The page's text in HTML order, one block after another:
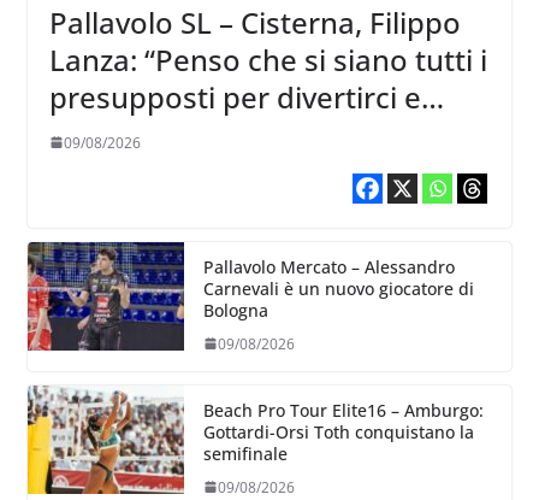
Pallavolo SL – Cisterna, Filippo
Lanza: “Penso che si siano tutti i
presupposti per divertirci e
formare un gruppo solido che
09/08/2026
Pallavolo Mercato – Alessandro
Carnevali è un nuovo giocatore di
Bologna
09/08/2026
Beach Pro Tour Elite16 – Amburgo:
Gottardi-Orsi Toth conquistano la
semifinale
09/08/2026